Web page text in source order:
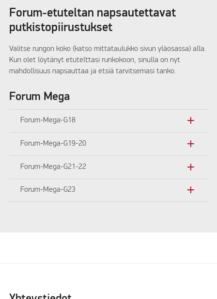
Forum-etuteltan napsautettavat
putkistopiirustukset
Valitse rungon koko (katso mittataulukko sivun yläosassa) alla.
Kun olet löytänyt etutelttasi runkokoon, sinulla on nyt
mahdollisuus napsauttaa ja etsiä tarvitsemasi tanko.
Forum Mega
Forum-Mega-G18 add
Forum-Mega-G19-20 add
Forum-Mega-G21-22 add
Forum-Mega-G23 add